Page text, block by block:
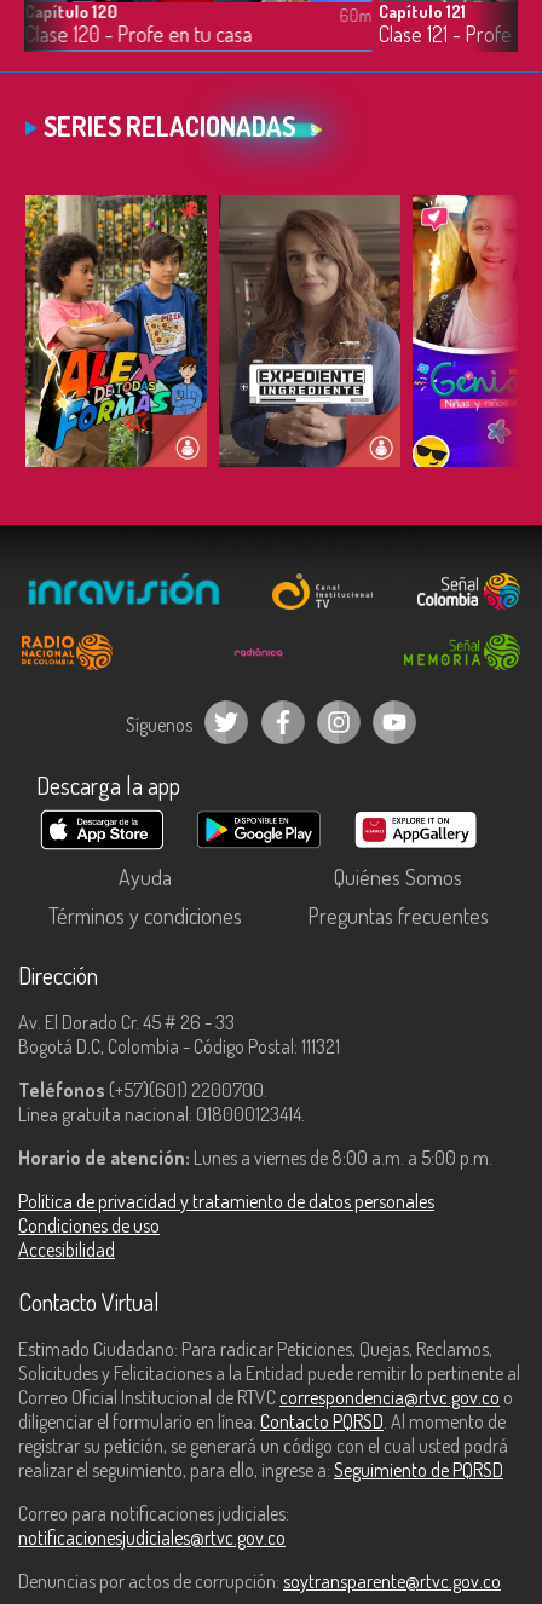
Capítulo 120
Clase 120 - Profe en tu casa
60m Capítulo 121
Clase 121 - Profe
SERIES RELACIONADAS
ESCUCHAR ESCUCHAR
Síguenos
Descarga la app
Ayuda
Quiénes Somos
Términos y condiciones
Preguntas frecuentes
Dirección
Av. El Dorado Cr. 45 # 26 - 33
Bogotá D.C, Colombia - Código Postal: 111321
Teléfonos (+57)(601) 2200700.
Línea gratuita nacional: 018000123414.
Horario de atención: Lunes a viernes de 8:00 a.m. a 5:00 p.m.
Política de privacidad y tratamiento de datos personales
Condiciones de uso
Accesibilidad
Contacto Virtual
Estimado Ciudadano: Para radicar Peticiones, Quejas, Reclamos,
Solicitudes y Felicitaciones a la Entidad puede remitir lo pertinente al
Correo Oficial Institucional de RTVC correspondencia@rtvc.gov.co o
diligenciar el formulario en línea: Contacto PQRSD. Al momento de
registrar su petición, se generará un código con el cual usted podrá
realizar el seguimiento, para ello, ingrese a: Seguimiento de PQRSD
Correo para notificaciones judiciales:
notificacionesjudiciales@rtvc.gov.co
Denuncias por actos de corrupción: soytransparente@rtvc.gov.co